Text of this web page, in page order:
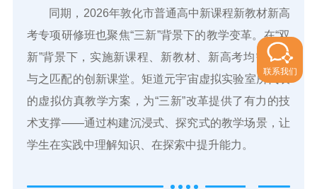
同期，2026年敦化市普通高中新课程新教材新高
考专项研修班也聚焦“三新”背景下的教学变革。在“双
新”背景下，实施新课程、新教材、新高考均需建设
与之匹配的创新课堂。矩道元宇宙虚拟实验室所代表
的虚拟仿真教学方案，为“三新”改革提供了有力的技
术支撑——通过构建沉浸式、探究式的教学场景，让
学生在实践中理解知识、在探索中提升能力。
联系我们